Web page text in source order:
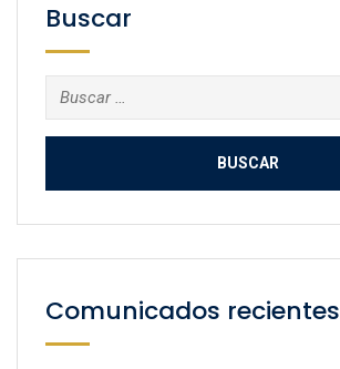
Buscar
Buscar:
Comunicados recientes